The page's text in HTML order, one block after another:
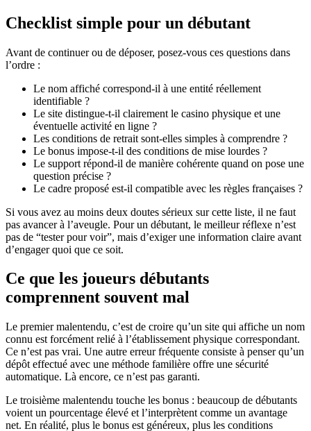
Checklist simple pour un débutant
Avant de continuer ou de déposer, posez-vous ces questions dans
l’ordre :
Le nom affiché correspond-il à une entité réellement
identifiable ?
Le site distingue-t-il clairement le casino physique et une
éventuelle activité en ligne ?
Les conditions de retrait sont-elles simples à comprendre ?
Le bonus impose-t-il des conditions de mise lourdes ?
Le support répond-il de manière cohérente quand on pose une
question précise ?
Le cadre proposé est-il compatible avec les règles françaises ?
Si vous avez au moins deux doutes sérieux sur cette liste, il ne faut
pas avancer à l’aveugle. Pour un débutant, le meilleur réflexe n’est
pas de “tester pour voir”, mais d’exiger une information claire avant
d’engager quoi que ce soit.
Ce que les joueurs débutants
comprennent souvent mal
Le premier malentendu, c’est de croire qu’un site qui affiche un nom
connu est forcément relié à l’établissement physique correspondant.
Ce n’est pas vrai. Une autre erreur fréquente consiste à penser qu’un
dépôt effectué avec une méthode familière offre une sécurité
automatique. Là encore, ce n’est pas garanti.
Le troisième malentendu touche les bonus : beaucoup de débutants
voient un pourcentage élevé et l’interprètent comme un avantage
net. En réalité, plus le bonus est généreux, plus les conditions